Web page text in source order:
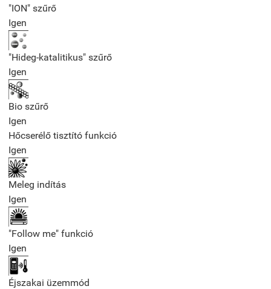
"ION" szűrő
Igen
"Hideg-katalitikus" szűrő
Igen
Bio szűrő
Igen
Hőcserélő tisztító funkció
Igen
Meleg indítás
Igen
"Follow me" funkció
Igen
Éjszakai üzemmód